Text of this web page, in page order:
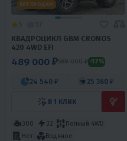
ХИТ ПРОДАЖ
КВАДРОЦИКЛ GBM CRONOS
420 4WD EFI
489 000 ₽589 000 ₽ -17%
24 540 ₽ 25 360 ₽
В 1 КЛИК
300 32
Полный 4WD
Нет
Водяное